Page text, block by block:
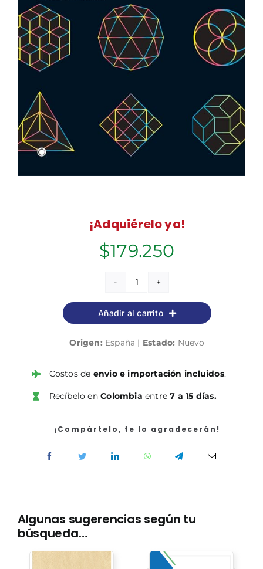
¡Adquiérelo ya!
$179.250
Introducción
a
la
industrial
Añadir al carrito
Origen: España | Estado: Nuevo
Costos de envio e importación incluidos.
Recíbelo enColombia entre7 a 15 días.
¡Compártelo, te lo agradecerán!
Algunas sugerencias según tu
búsqueda…